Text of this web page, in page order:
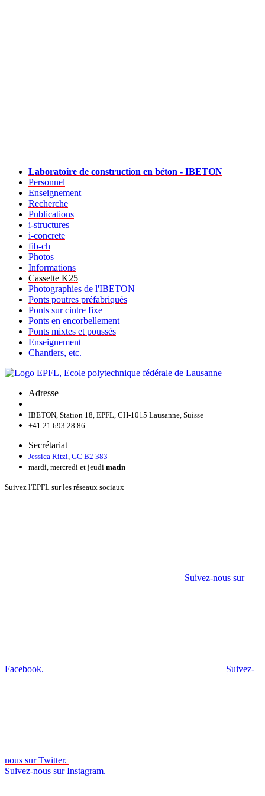
Laboratoire de construction en béton - IBETON
Personnel
Enseignement
Recherche
Publications
i-structures
i-concrete
fib-ch
Photos
Informations
Cassette K25
Photographies de l'IBETON
Ponts poutres préfabriqués
Ponts sur cintre fixe
Ponts en encorbellement
Ponts mixtes et poussés
Enseignement
Chantiers, etc.
Adresse
IBETON, Station 18, EPFL, CH-1015 Lausanne, Suisse
+41 21 693 28 86
Secrétariat
Jessica Ritzi GC B2 383
mardi, mercredi et jeudi matin
Suivez l'EPFL sur les réseaux sociaux
Suivez-nous sur
Facebook. Suivez-
nous sur Twitter.
Suivez-nous sur Instagram.